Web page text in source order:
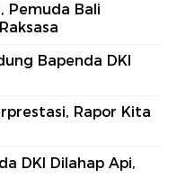
Pemuda Bali
Bapenda DKI
Rapor Kita
DKI Dilahap Api,